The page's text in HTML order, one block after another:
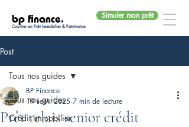
bp finance.
Courtier en Prêt Immobilier & Patrimoine
Simuler mon prêt
Post
Tous nos guides
Crédit immobilier
Tous nos guides
Prêt relais senior crédit
BP Finance
19 sept. 2025 7 min de lecture